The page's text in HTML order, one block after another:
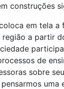
construções
em tela a
a partir
de
sobre
uma